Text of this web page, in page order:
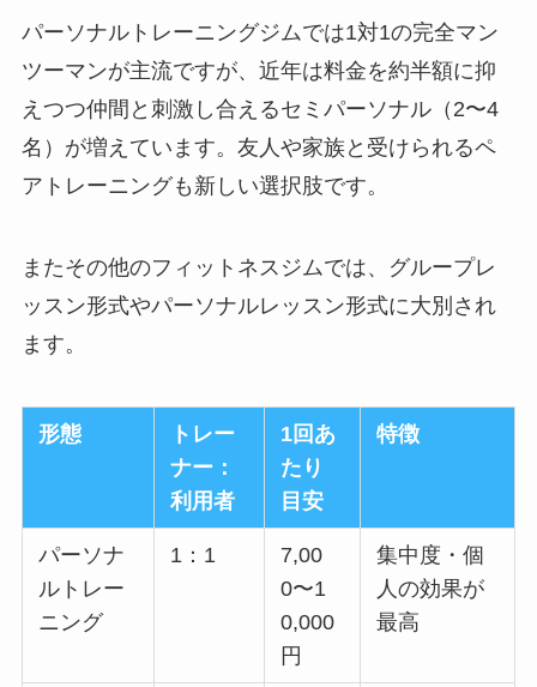
パーソナルトレーニングジムでは1対1の完全マン
ツーマンが主流ですが、近年は料金を約半額に抑
えつつ仲間と刺激し合えるセミパーソナル（2〜4
名）が増えています。友人や家族と受けられるペ
アトレーニングも新しい選択肢です。
またその他のフィットネスジムでは、グループレ
ッスン形式やパーソナルレッスン形式に大別され
ます。
形態
トレー
ナー：
利用者
1回あ
たり
目安
特徴
パーソナ
ルトレー
ニング
1：1
7,00
0〜1
0,000
円
集中度・個
人の効果が
最高